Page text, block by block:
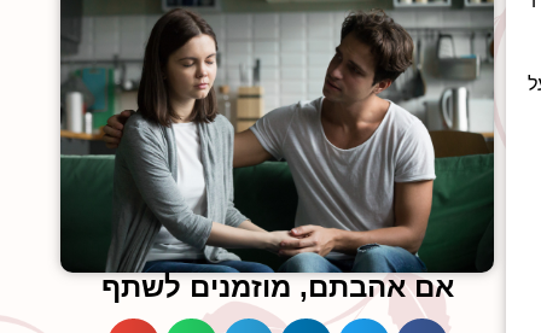
אם אהבתם, מוזמנים לשתף